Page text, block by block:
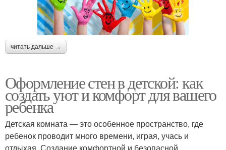
читать дальше →
Оформление стен в детской: как
создать уют и комфорт для вашего
ребенка
Детская комната — это особенное пространство, где
ребенок проводит много времени, играя, учась и
отдыхая. Создание комфортной и безопасной